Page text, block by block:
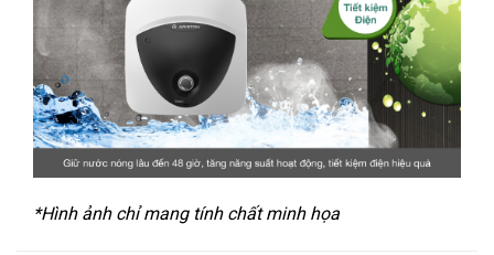
*Hình ảnh chỉ mang tính chất minh họa